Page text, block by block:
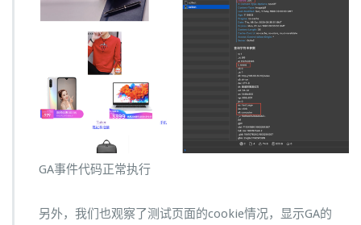
GA事件代码正常执行
另外，我们也观察了测试页面的cookie情况，显示GA的